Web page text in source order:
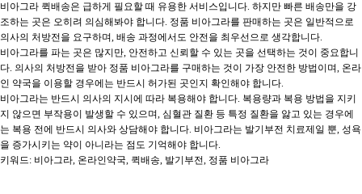
비아그라 퀵배송은 급하게 필요할 때 유용한 서비스입니다. 하지만 빠른 배송만을 강
조하는 곳은 오히려 의심해봐야 합니다. 정품 비아그라를 판매하는 곳은 일반적으로
의사의 처방전을 요구하며, 배송 과정에서도 안전을 최우선으로 생각합니다.
비아그라를 파는 곳은 많지만, 안전하고 신뢰할 수 있는 곳을 선택하는 것이 중요합니
다. 의사의 처방전을 받아 정품 비아그라를 구매하는 것이 가장 안전한 방법이며, 온라
인 약국을 이용할 경우에는 반드시 허가된 곳인지 확인해야 합니다.
비아그라는 반드시 의사의 지시에 따라 복용해야 합니다. 복용량과 복용 방법을 지키
지 않으면 부작용이 발생할 수 있으며, 심혈관 질환 등 특정 질환을 앓고 있는 경우에
는 복용 전에 반드시 의사와 상담해야 합니다. 비아그라는 발기부전 치료제일 뿐, 성욕
을 증가시키는 약이 아니라는 점도 기억해야 합니다.
키워드: 비아그라, 온라인약국, 퀵배송, 발기부전, 정품 비아그라